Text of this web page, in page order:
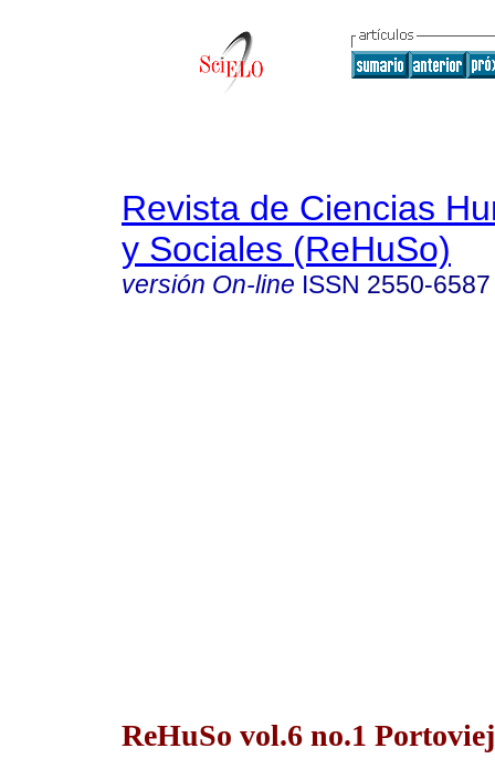
Revista de Ciencias
y Sociales (ReHuSo)
versión On-line ISSN 2550-6587
ReHuSo vol.6 no.1